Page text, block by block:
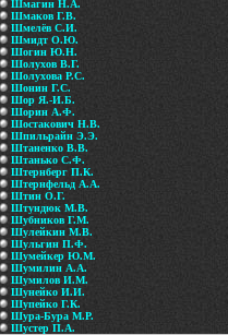
Шмагин Н.А.
Шмаков Г.В.
Шмелёв С.И.
Шмидт О.Ю.
Шогин Ю.Н.
Шолухов В.Г.
Шолухова Р.С.
Шонин Г.С.
Шор Я.-И.Б.
Шорин А.Ф.
Шостакович Н.В.
Шпильрайн Э.Э.
Штаненко В.В.
Штанько С.Ф.
Штернберг П.К.
Штернфельд А.А.
Штин О.Г.
Штундюк М.В.
Шубников Г.М.
Шулейкин М.В.
Шульгин П.Ф.
Шумейкер Ю.М.
Шумилин А.А.
Шумилов И.М.
Шунейко И.И.
Шупейко Г.К.
Шура-Бура М.Р.
Шустер П.А.